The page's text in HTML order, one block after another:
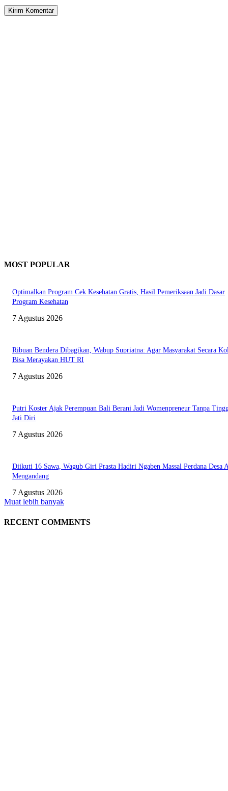
MOST POPULAR
Optimalkan Program Cek Kesehatan Gratis, Hasil Pemeriksaan Jadi Dasar
Program Kesehatan
7 Agustus 2026
Ribuan Bendera Dibagikan, Wabup Supriatna: Agar Masyarakat Secara
Bisa Merayakan HUT RI
7 Agustus 2026
Putri Koster Ajak Perempuan Bali Berani Jadi Womenpreneur Tanpa
Jati Diri
7 Agustus 2026
Diikuti 16 Sawa, Wagub Giri Prasta Hadiri Ngaben Massal Perdana Desa
Mengandang
7 Agustus 2026
Muat lebih banyak
RECENT COMMENTS